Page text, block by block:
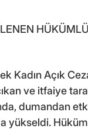
Kadın Açık
ve itfaiye
dumandan
yükseldi.